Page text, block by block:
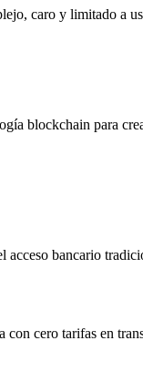
caro y limitado a
blockchain para
bancario
con cero tarifas en